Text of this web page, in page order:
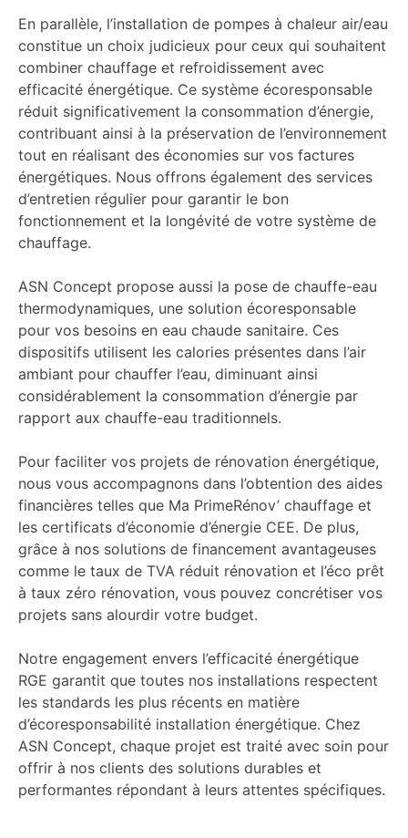
En parallèle, l’installation de pompes à chaleur air/eau
constitue un choix judicieux pour ceux qui souhaitent
combiner chauffage et refroidissement avec
efficacité énergétique. Ce système écoresponsable
réduit significativement la consommation d’énergie,
contribuant ainsi à la préservation de l’environnement
tout en réalisant des économies sur vos factures
énergétiques. Nous offrons également des services
d’entretien régulier pour garantir le bon
fonctionnement et la longévité de votre système de
chauffage.
ASN Concept propose aussi la pose de chauffe-eau
thermodynamiques, une solution écoresponsable
pour vos besoins en eau chaude sanitaire. Ces
dispositifs utilisent les calories présentes dans l’air
ambiant pour chauffer l’eau, diminuant ainsi
considérablement la consommation d’énergie par
rapport aux chauffe-eau traditionnels.
Pour faciliter vos projets de rénovation énergétique,
nous vous accompagnons dans l’obtention des aides
financières telles que Ma PrimeRénov’ chauffage et
les certificats d’économie d’énergie CEE. De plus,
grâce à nos solutions de financement avantageuses
comme le taux de TVA réduit rénovation et l’éco prêt
à taux zéro rénovation, vous pouvez concrétiser vos
projets sans alourdir votre budget.
Notre engagement envers l’efficacité énergétique
RGE garantit que toutes nos installations respectent
les standards les plus récents en matière
d’écoresponsabilité installation énergétique. Chez
ASN Concept, chaque projet est traité avec soin pour
offrir à nos clients des solutions durables et
performantes répondant à leurs attentes spécifiques.